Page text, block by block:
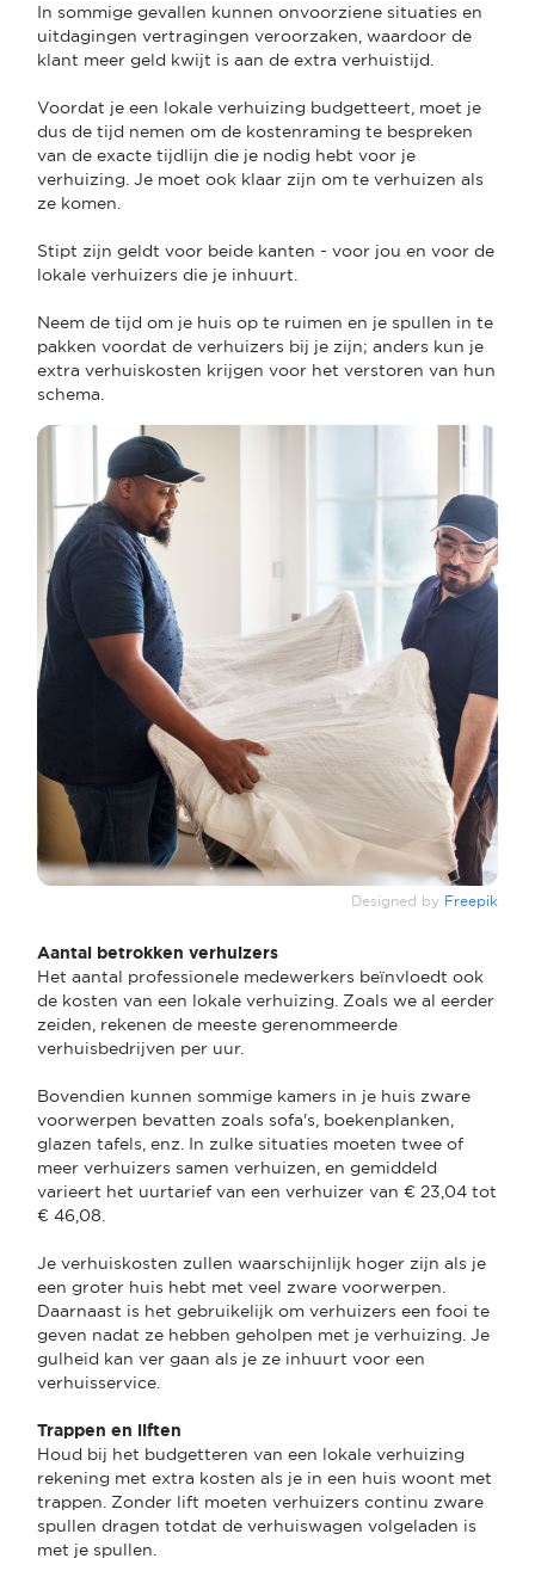
In sommige gevallen kunnen onvoorziene situaties en
uitdagingen vertragingen veroorzaken, waardoor de
klant meer geld kwijt is aan de extra verhuistijd.
Voordat je een lokale verhuizing budgetteert, moet je
dus de tijd nemen om de kostenraming te bespreken
van de exacte tijdlijn die je nodig hebt voor je
verhuizing. Je moet ook klaar zijn om te verhuizen als
ze komen.
Stipt zijn geldt voor beide kanten - voor jou en voor de
lokale verhuizers die je inhuurt.
Neem de tijd om je huis op te ruimen en je spullen in te
pakken voordat de verhuizers bij je zijn; anders kun je
extra verhuiskosten krijgen voor het verstoren van hun
schema.
Designed by Freepik
Aantal betrokken verhuizers
Het aantal professionele medewerkers beïnvloedt ook
de kosten van een lokale verhuizing. Zoals we al eerder
zeiden, rekenen de meeste gerenommeerde
verhuisbedrijven per uur.
Bovendien kunnen sommige kamers in je huis zware
voorwerpen bevatten zoals sofa's, boekenplanken,
glazen tafels, enz. In zulke situaties moeten twee of
meer verhuizers samen verhuizen, en gemiddeld
varieert het uurtarief van een verhuizer van € 23,04 tot
€ 46,08.
Je verhuiskosten zullen waarschijnlijk hoger zijn als je
een groter huis hebt met veel zware voorwerpen.
Daarnaast is het gebruikelijk om verhuizers een fooi te
geven nadat ze hebben geholpen met je verhuizing. Je
gulheid kan ver gaan als je ze inhuurt voor een
verhuisservice.
Trappen en liften
Houd bij het budgetteren van een lokale verhuizing
rekening met extra kosten als je in een huis woont met
trappen. Zonder lift moeten verhuizers continu zware
spullen dragen totdat de verhuiswagen volgeladen is
met je spullen.